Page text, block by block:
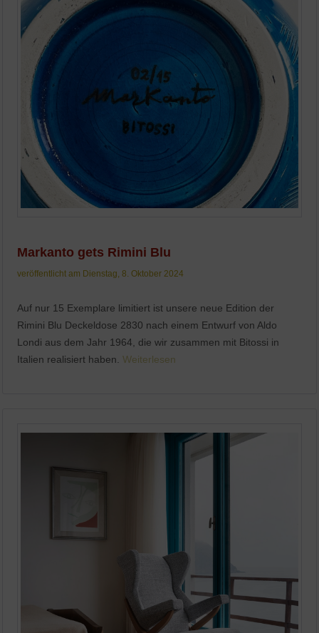
Markanto gets Rimini Blu
veröffentlicht am Dienstag, 8. Oktober 2024
Auf nur 15 Exemplare limitiert ist unsere neue Edition der
Rimini Blu Deckeldose 2830 nach einem Entwurf von Aldo
Londi aus dem Jahr 1964, die wir zusammen mit Bitossi in
Italien realisiert haben.Weiterlesen